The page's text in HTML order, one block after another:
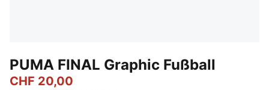
PUMA FINAL Graphic Fußball
CHF 20,00